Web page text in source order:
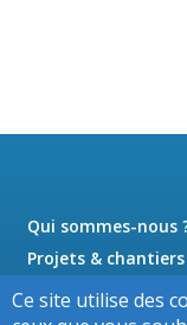
Qui sommes-nous
Projets & chantiers
Actualités
Ce site utilise des